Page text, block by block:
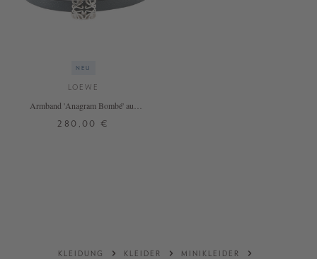
NEU
LOEWE
Armband 'Anagram Bombé' aus
280,00 €
KLEIDUNG KLEIDER
MINIKLEIDER